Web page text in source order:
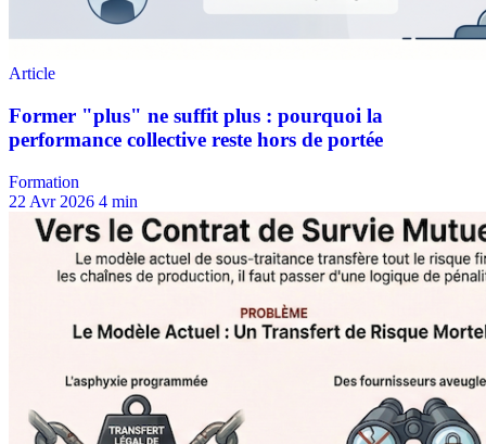
Formation
22 Avr 2026 4 min